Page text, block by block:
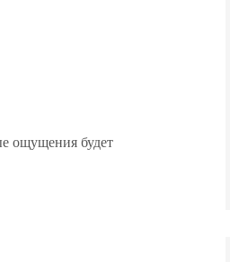
ощущения будет